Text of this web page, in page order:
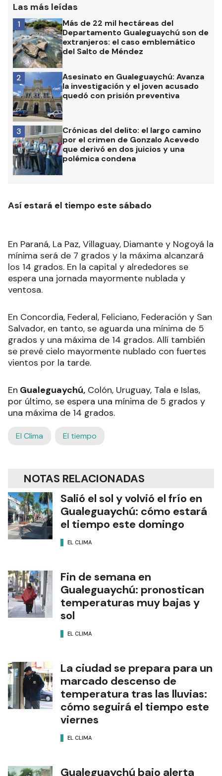
Las más leídas
Más de 22 mil hectáreas del
Departamento Gualeguaychú son de
extranjeros: el caso emblemático
del Salto de Méndez
1
Asesinato en Gualeguaychú: Avanza
la investigación y el joven acusado
quedó con prisión preventiva
2
Crónicas del delito: el largo camino
por el crimen de Gonzalo Acevedo
que derivó en dos juicios y una
polémica condena
3
Así estará el tiempo este sábado
En Paraná, La Paz, Villaguay, Diamante y Nogoyá la
mínima será de 7 grados y la máxima alcanzará
los 14 grados. En la capital y alrededores se
espera una jornada mayormente nublada y
ventosa.
En Concordia, Federal, Feliciano, Federación y San
Salvador, en tanto, se aguarda una mínima de 5
grados y una máxima de 14 grados. Allí también
se prevé cielo mayormente nublado con fuertes
vientos por la tarde.
En Gualeguaychú, Colón, Uruguay, Tala e Islas,
por último, se espera una mínima de 5 grados y
una máxima de 14 grados.
El Clima El tiempo
NOTAS RELACIONADAS
Salió el sol y volvió el frío en
Gualeguaychú: cómo estará
el tiempo este domingo
EL CLIMA
Fin de semana en
Gualeguaychú: pronostican
temperaturas muy bajas y
sol
EL CLIMA
La ciudad se prepara para un
marcado descenso de
temperatura tras las lluvias:
cómo seguirá el tiempo este
viernes
EL CLIMA
Gualeguaychú bajo alerta